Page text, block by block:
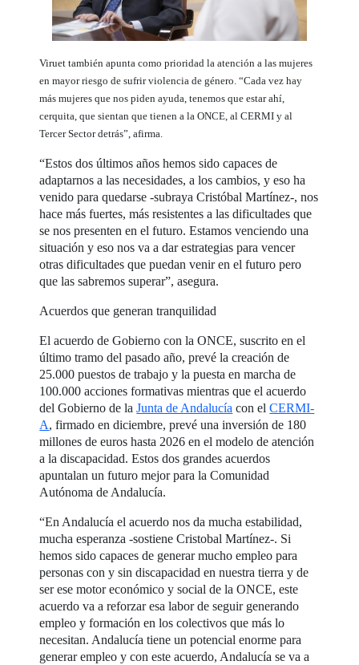
Viruet también apunta como prioridad la atención a las mujeres
en mayor riesgo de sufrir violencia de género. “Cada vez hay
más mujeres que nos piden ayuda, tenemos que estar ahí,
cerquita, que sientan que tienen a la ONCE, al CERMI y al
Tercer Sector detrás”, afirma.
“Estos dos últimos años hemos sido capaces de
adaptarnos a las necesidades, a los cambios, y eso ha
venido para quedarse -subraya Cristóbal Martínez-, nos
hace más fuertes, más resistentes a las dificultades que
se nos presenten en el futuro. Estamos venciendo una
situación y eso nos va a dar estrategias para vencer
otras dificultades que puedan venir en el futuro pero
que las sabremos superar”, asegura.
Acuerdos que generan tranquilidad
El acuerdo de Gobierno con la ONCE, suscrito en el
último tramo del pasado año, prevé la creación de
25.000 puestos de trabajo y la puesta en marcha de
100.000 acciones formativas mientras que el acuerdo
del Gobierno de laJunta de Andalucía con elCERMI-
A, firmado en diciembre, prevé una inversión de 180
millones de euros hasta 2026 en el modelo de atención
a la discapacidad. Estos dos grandes acuerdos
apuntalan un futuro mejor para la Comunidad
Autónoma de Andalucía.
“En Andalucía el acuerdo nos da mucha estabilidad,
mucha esperanza -sostiene Cristobal Martínez-. Si
hemos sido capaces de generar mucho empleo para
personas con y sin discapacidad en nuestra tierra y de
ser ese motor económico y social de la ONCE, este
acuerdo va a reforzar esa labor de seguir generando
empleo y formación en los colectivos que más lo
necesitan. Andalucía tiene un potencial enorme para
generar empleo y con este acuerdo, Andalucía se va a